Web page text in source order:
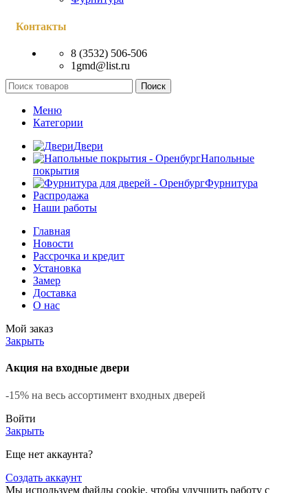
Контакты
8 (3532) 506-506
1gmd@list.ru
Поиск
Меню
Категории
Двери
Напольные
покрытия
Фурнитура
Распродажа
Наши работы
Главная
Новости
Рассрочка и кредит
Установка
Замер
Доставка
О нас
Мой заказ
Закрыть
Акция на входные двери
-15% на весь ассортимент входных дверей
Войти
Закрыть
Еще нет аккаунта?
Создать аккаунт
Мы используем файлы cookie, чтобы улучшить работу с